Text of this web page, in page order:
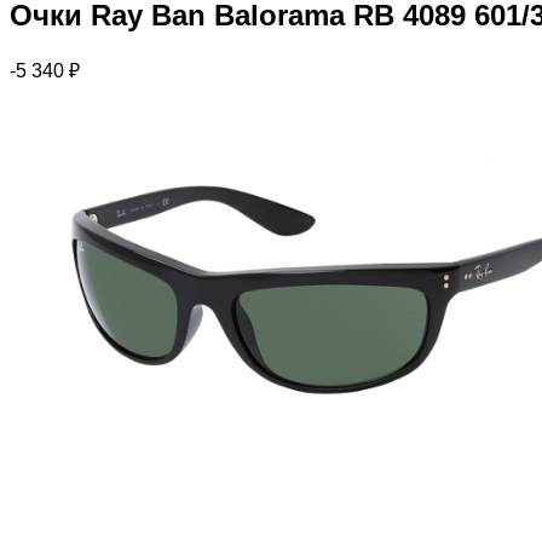
Очки Ray Ban Balorama RB 4089 601/
-5 340 ₽